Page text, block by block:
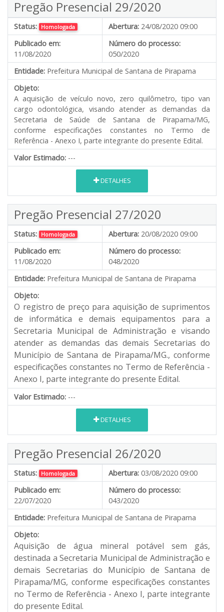
Pregão Presencial 29/2020
Status: Homologada Abertura: 24/08/2020 09:00
Publicado em:
11/08/2020
Número do processo:
050/2020
Entidade: Prefeitura Municipal de Santana de Pirapama
Objeto:
A aquisição de veículo novo, zero quilômetro, tipo van
cargo odontológica, visando atender as demandas da
Secretaria de Saúde de Santana de Pirapama/MG,
conforme especificações constantes no Termo de
Referência - Anexo I, parte integrante do presente Edital.
Valor Estimado: ---
DETALHES
Pregão Presencial 27/2020
Status: Homologada Abertura: 20/08/2020 09:00
Publicado em:
11/08/2020
Número do processo:
048/2020
Entidade: Prefeitura Municipal de Santana de Pirapama
Objeto:
O registro de preço para aquisição de suprimentos
de informática e demais equipamentos para a
Secretaria Municipal de Administração e visando
atender as demandas das demais Secretarias do
Município de Santana de Pirapama/MG., conforme
especificações constantes no Termo de Referência -
Anexo I, parte integrante do presente Edital.
Valor Estimado: ---
DETALHES
Pregão Presencial 26/2020
Status: Homologada Abertura: 03/08/2020 09:00
Publicado em:
22/07/2020
Número do processo:
043/2020
Entidade: Prefeitura Municipal de Santana de Pirapama
Objeto:
Aquisição de água mineral potável sem gás,
destinada a Secretaria Municipal de Administração e
demais Secretarias do Município de Santana de
Pirapama/MG, conforme especificações constantes
no Termo de Referência - Anexo I, parte integrante
do presente Edital.